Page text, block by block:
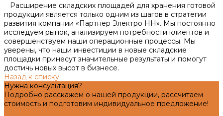
Расширение складских площадей для хранения готовой
продукции является только одним из шагов в стратегии
развития компании «Партнер Электро НН». Мы постоянно
исследуем рынок, анализируем потребности клиентов и
совершенствуем наши операционные процессы. Мы
уверены, что наши инвестиции в новые складские
площадки принесут значительные результаты и помогут
достичь новых высот в бизнесе.
Назад к списку
Нужна консультация?
Подробно расскажем о нашей продукции, рассчитаем
стоимость и подготовим индивидуальное предложение!